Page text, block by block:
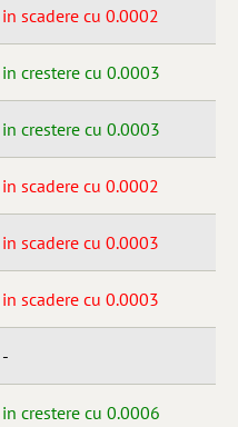
in scadere cu 0.0002
in crestere cu 0.0003
in crestere cu 0.0003
in scadere cu 0.0002
in scadere cu 0.0003
in scadere cu 0.0003
-
in crestere cu 0.0006